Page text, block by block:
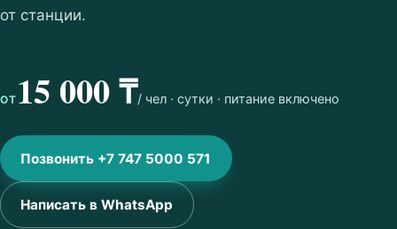
от станции.
ОТ 15 000 ₸/ чел · сутки · питание включено
Позвонить +7 747 5000 571
Написать в WhatsApp